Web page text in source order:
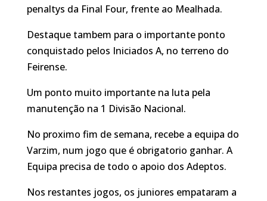
penaltys da Final Four, frente ao Mealhada.
Destaque tambem para o importante ponto
conquistado pelos Iniciados A, no terreno do
Feirense.
Um ponto muito importante na luta pela
manutenção na 1 Divisão Nacional.
No proximo fim de semana, recebe a equipa do
Varzim, num jogo que é obrigatorio ganhar. A
Equipa precisa de todo o apoio dos Adeptos.
Nos restantes jogos, os juniores empataram a